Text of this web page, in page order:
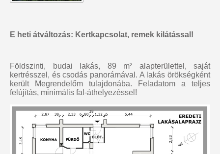
E heti átváltozás: Kertkapcsolat, remek kilátással!
Földszinti, budai lakás, 89 m² alapterülettel, saját
kertrésszel, és csodás panorámával. A lakás örökségként
került Megrendelőm tulajdonába. Feladatom a teljes
felújítás, minimális fal-áthelyezéssel!